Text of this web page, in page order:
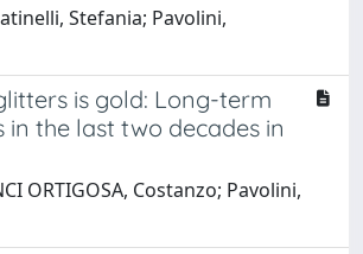
Stefania; Pavolini,
is gold: Long-term
in the last two decades in
ORTIGOSA, Costanzo; Pavolini,